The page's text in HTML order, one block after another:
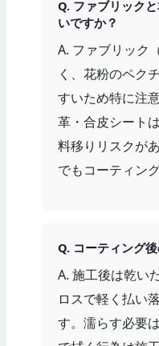
Q. ファブリック
いですか？
A. ファブリック
く、花粉のペク
すいため特に注
革・合皮シート
料移りリスクが
でもコーティン
Q. コーティング
A. 施工後は乾い
ロスで軽く払い
す。濡らす必要